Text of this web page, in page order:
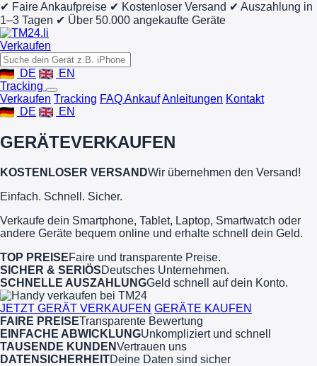
✔ Faire Ankaufpreise ✔ Kostenloser Versand ✔ Auszahlung in
1–3 Tagen ✔ Über 50.000 angekaufte Geräte
Verkaufen
DE
EN
Tracking
Verkaufen Tracking FAQ AnkaufAnleitungen Kontakt
DE
EN
GERÄTEVERKAUFEN
KOSTENLOSER VERSANDWir übernehmen den Versand!
Einfach. Schnell. Sicher.
Verkaufe dein Smartphone, Tablet, Laptop, Smartwatch oder
andere Geräte bequem online und erhalte schnell dein Geld.
TOP PREISEFaire und transparente Preise.
SICHER & SERIÖSDeutsches Unternehmen.
SCHNELLE AUSZAHLUNGGeld schnell auf dein Konto.
JETZT GERÄT VERKAUFEN GERÄTE KAUFEN
FAIRE PREISETransparente Bewertung
EINFACHE ABWICKLUNGUnkompliziert und schnell
TAUSENDE KUNDENVertrauen uns
DATENSICHERHEITDeine Daten sind sicher